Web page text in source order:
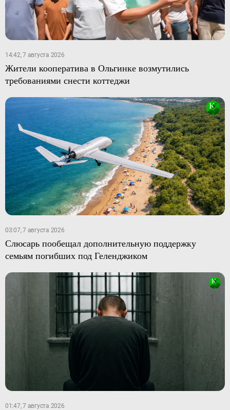
14:42, 7 августа 2026
Жители кооператива в Ольгинке возмутились
требованиями снести коттеджи
03:07, 7 августа 2026
Слюсарь пообещал дополнительную поддержку
семьям погибших под Геленджиком
01:47, 7 августа 2026